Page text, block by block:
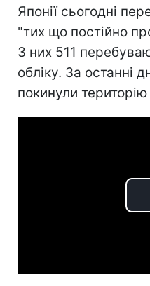
Японії сьогодні
"тих що постійно
З них 511
обліку. За останні
покинули територію